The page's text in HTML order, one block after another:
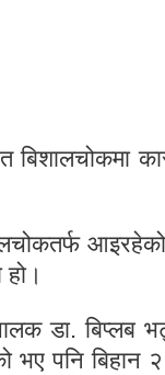
डा. बिप्लब
भए पनि